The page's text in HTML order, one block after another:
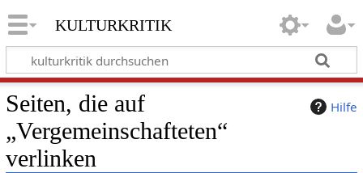
kulturkritik
Hilfe
Seiten, die auf
„Vergemeinschafteten“
verlinken